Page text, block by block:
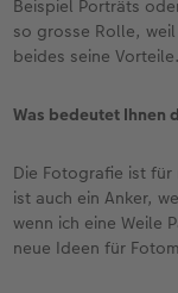
Beispiel Porträts
so grosse Rolle,
beides seine Vorteile.
Was bedeutet Ihnen
Die Fotografie ist für
ist auch ein Anker,
wenn ich eine Weile
neue Ideen für